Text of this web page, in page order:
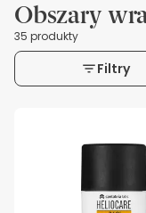
Obszary
35 produkty
Filtry